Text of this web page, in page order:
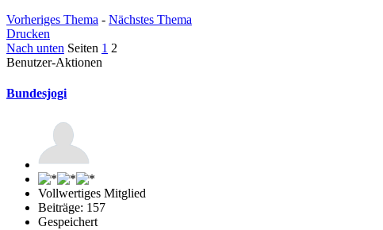
Vorheriges Thema - Nächstes Thema
Drucken
Nach unten Seiten 1 2
Benutzer-Aktionen
Bundesjogi
Vollwertiges Mitglied
Beiträge: 157
Gespeichert